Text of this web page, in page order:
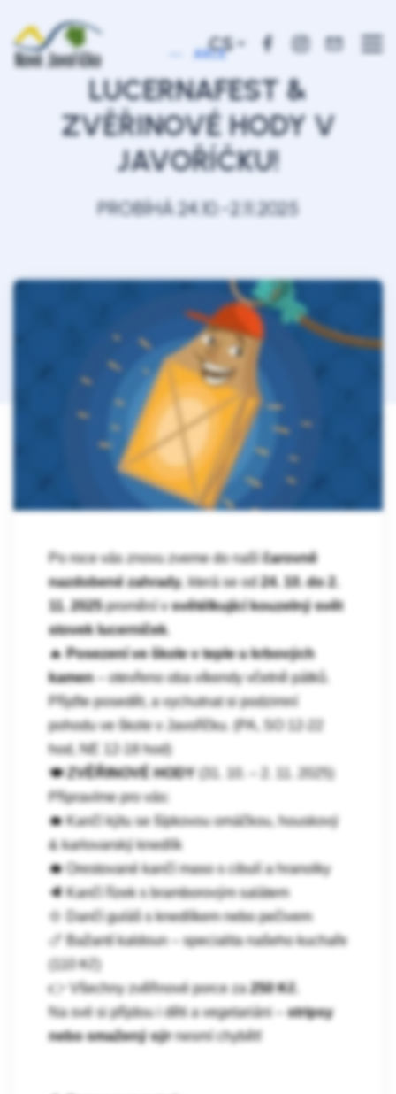
CS
AKCE
LUCERNAFEST &
ZVĚŘINOVÉ HODY V
JAVOŘÍČKU!
PROBÍHÁ 24.10.-2.11.2025
Po roce vás znovu zveme do našíčarovně
nazdobené zahrady, která se od 24. 10. do 2.
11. 2025promění vsvětélkující kouzelný svět
stovek lucerniček.
🔥 Posezení ve škole v teple u krbových
kamen– otevřeno oba víkendy včetně pátků.
Přijďte posedět, a vychutnat si podzimní
pohodu ve škole v Javoříčku. (PA, SO 12-22
hod, NE 12-18 hod)
🍽️ ZVĚŘINOVÉ HODY (31. 10. – 2. 11. 2025)
Připravíme pro vás:
🐗Kančí kýtu se šípkovou omáčkou, houskový
& karlovarský knedlík
🐗Orestované kančí maso s cibulí a hranolky
🥩 Kančí řízek s bramborovým salátem
🍲
Dančí guláš s knedlíkem nebo pečivem
🍗 Bažantí kaldoun – specialita našeho kuchaře
(110 Kč)
👉
Všechny zvěřinové porce za250 Kč
Na své si přijdou i děti a vegetariáni –stripsy
nebo smažený sýrnesmí chybět!